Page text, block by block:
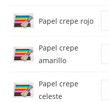
Papel crepe rojo
Papel crepe
amarillo
Papel crepe
celeste